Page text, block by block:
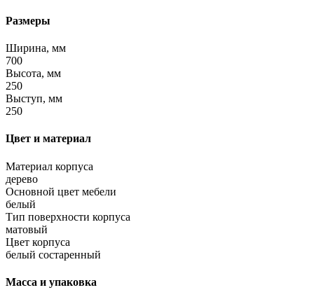
Размеры
Ширина, мм
700
Высота, мм
250
Выступ, мм
250
Цвет и материал
Материал корпуса
дерево
Основной цвет мебели
белый
Тип поверхности корпуса
матовый
Цвет корпуса
белый состаренный
Масса и упаковка